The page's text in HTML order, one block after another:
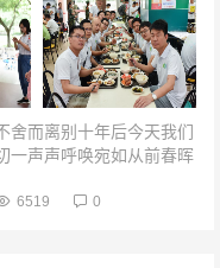
舍而离别十年后今天我们
一声声呼唤宛如从前春晖
6519 0